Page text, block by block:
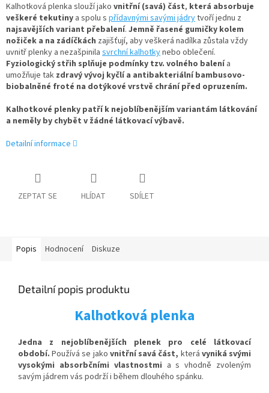
Kalhotková plenka slouží jako vnitřní (savá) část, která absorbuje
veškeré tekutiny a spolu s přídavnými savými jádrytvoří jednu z
najsavějších variant přebalení. Jemně řasené gumičky kolem
nožiček a na zádíčkách zajišťují, aby veškerá nadílka zůstala vždy
uvnitř plenky a nezašpinila svrchní kalhotkynebo oblečení.
Fyziologický střih splňuje podmínky tzv. volného balenía
umožňuje tak zdravý vývoj kyčlí a antibakteriální bambusovo-
biobalněné froté na dotýkové vrstvě chrání před opruzením.
Kalhotkové plenky patří k nejoblíbenějším variantám látkování
a neměly by chybět v žádné látkovací výbavě.
Detailní informace
ZEPTAT SE HLÍDAT SDÍLET
Popis Hodnocení Diskuze
Detailní popis produktu
Kalhotková plenka
Jedna z nejoblíbenějších plenek pro celé látkovací
období.Používá se jako vnitřní savá část, která vyniká svými
vysokými absorbčními vlastnostmi a s vhodně zvoleným
savým jádrem vás podrží i během dlouhého spánku.